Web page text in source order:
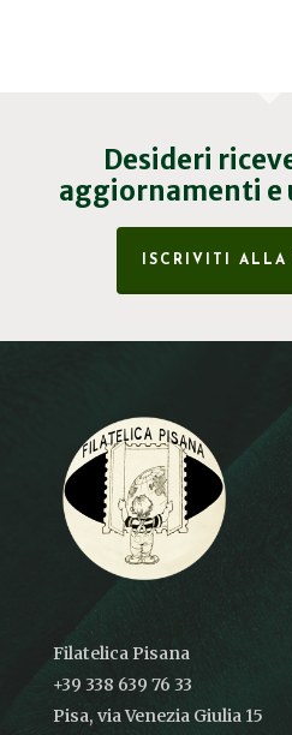
Desideri
aggiornamenti e
ISCRIVITI ALLA
Filatelica Pisana
+39 338 639 76 33
Pisa, via Venezia Giulia 15